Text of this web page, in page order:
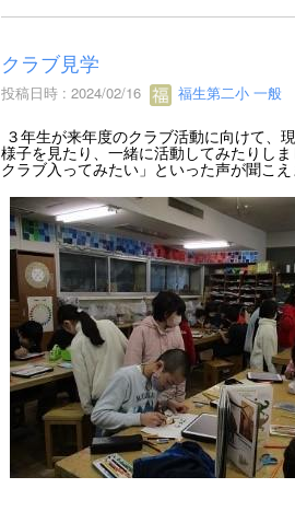
クラブ見学
投稿日時 : 2024/02/16 福生第二小 一般
３年生が来年度のクラブ活動に向けて、
様子を見たり、一緒に活動してみたりし
クラブ入ってみたい」といった声が聞こ